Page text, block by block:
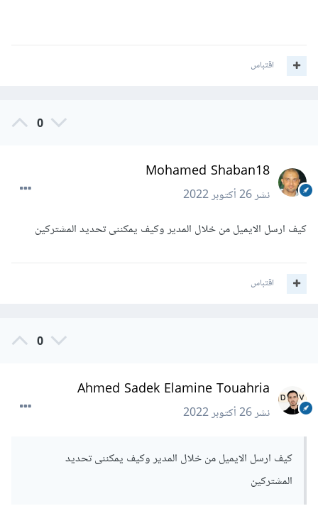
اقتباس
0
Mohamed Shaban18
نشر26 أكتوبر 2022
كيف ارسل الايميل من خلال المدير وكيف يمكننى تحديد المشتركين
اقتباس
0
Ahmed Sadek Elamine Touahria
نشر26 أكتوبر 2022
كيف ارسل الايميل من خلال المدير وكيف يمكننى تحديد
المشتركين